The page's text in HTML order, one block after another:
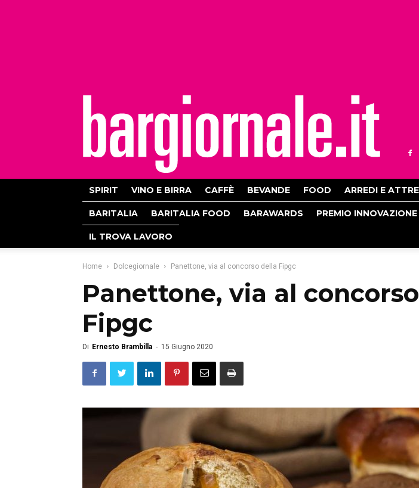
SPIRIT VINO E BIRRA CAFFÈ BEVANDE FOOD ARREDI E
BARITALIA BARITALIA FOOD BARAWARDS PREMIO INNOVAZIONE
IL TROVA LAVORO
Home Dolcegiornale Panettone, via al concorso della Fipgc
Panettone, via al
Fipgc
Di Ernesto Brambilla - 15 Giugno 2020